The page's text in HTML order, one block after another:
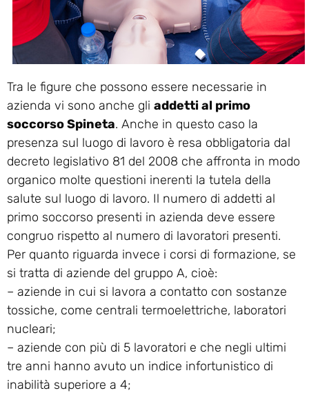
Tra le figure che possono essere necessarie in
azienda vi sono anche gli addetti al primo
soccorso Spineta. Anche in questo caso la
presenza sul luogo di lavoro è resa obbligatoria dal
decreto legislativo 81 del 2008 che affronta in modo
organico molte questioni inerenti la tutela della
salute sul luogo di lavoro. Il numero di addetti al
primo soccorso presenti in azienda deve essere
congruo rispetto al numero di lavoratori presenti.
Per quanto riguarda invece i corsi di formazione, se
si tratta di aziende del gruppo A, cioè:
– aziende in cui si lavora a contatto con sostanze
tossiche, come centrali termoelettriche, laboratori
nucleari;
– aziende con più di 5 lavoratori e che negli ultimi
tre anni hanno avuto un indice infortunistico di
inabilità superiore a 4;